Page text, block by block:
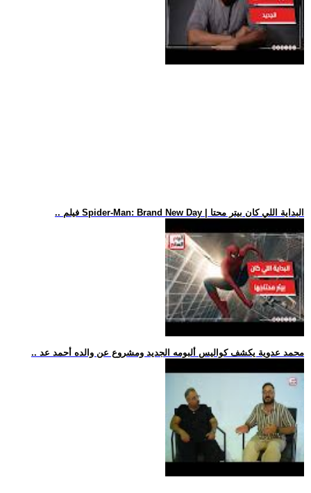
.. فيلم Spider-Man: Brand New Day | البداية اللي كان بيتر محتا
.. محمد عدوية يكشف كواليس ألبومه الجديد ومشروع عن والده أحمد عد